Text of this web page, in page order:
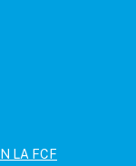
LA FCF